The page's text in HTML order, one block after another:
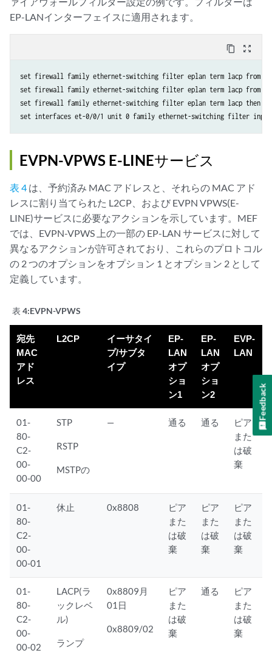
EP-LANインターフェイスに適用されます。
content_copy zoom_out_map
set firewall family ethernet-switching filter eplan term lacp from
set firewall family ethernet-switching filter eplan term lacp from
set firewall family ethernet-switching filter eplan term lacp then
set interfaces et-0/0/1 unit 0 family ethernet-switching filter input
EVPN-VPWS E-LINEサービス
表 4 は、予約済み MAC アドレスと、それらの MAC アド
レスに割り当てられた L2CP、および EVPN VPWS(E-
LINE)サービスに必要なアクションを示しています。MEF
では、EVPN-VPWS 上の一部の EP-LAN サービスに対して
異なるアクションが許可されており、これらのプロトコル
の 2 つのオプションをオプション 1 とオプション 2 として
定義しています。
表 4:EVPN-VPWS
宛先
MAC
アド
レス
L2CP
イーサタイ
プ/サブタ
イプ
EP-
LAN
オプ
ショ
ン1
EP-
LAN
オプ
ショ
ン2
EVP-
LAN
01-
80-
C2-
00-
00-00
STP
RSTP
MSTPの
— 通る 通る
ピア
また
は破
棄
01-
80-
C2-
00-
00-01
休止 0x8808
ピア
また
は破
棄
ピア
また
は破
棄
ピア
また
は破
棄
01-
80-
C2-
00-
00-02
LACP(ラ
ックレベ
ル)
ランプ
0x8809月
01日
0x8809/02
ピア
また
は破
棄
通る
ピア
また
は破
棄
Feedback